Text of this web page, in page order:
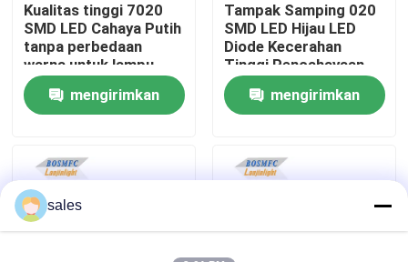
Wisata pabrik
Kontrol kualitas
Berita
Kualitas tinggi 7020
SMD LED Cahaya Putih
tanpa perbedaan
warna untuk lampu
latar TV
mengirimkan
Tampak Samping 020
SMD LED Hijau LED
Diode Kecerahan
Tinggi Pencahayaan
Pembuangan Panas
LED untuk Manik-
manik Lampu Indikator
mengirimkan
sales